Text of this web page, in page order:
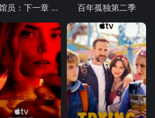
图书馆员：下一章 第二季 百年孤独第二季